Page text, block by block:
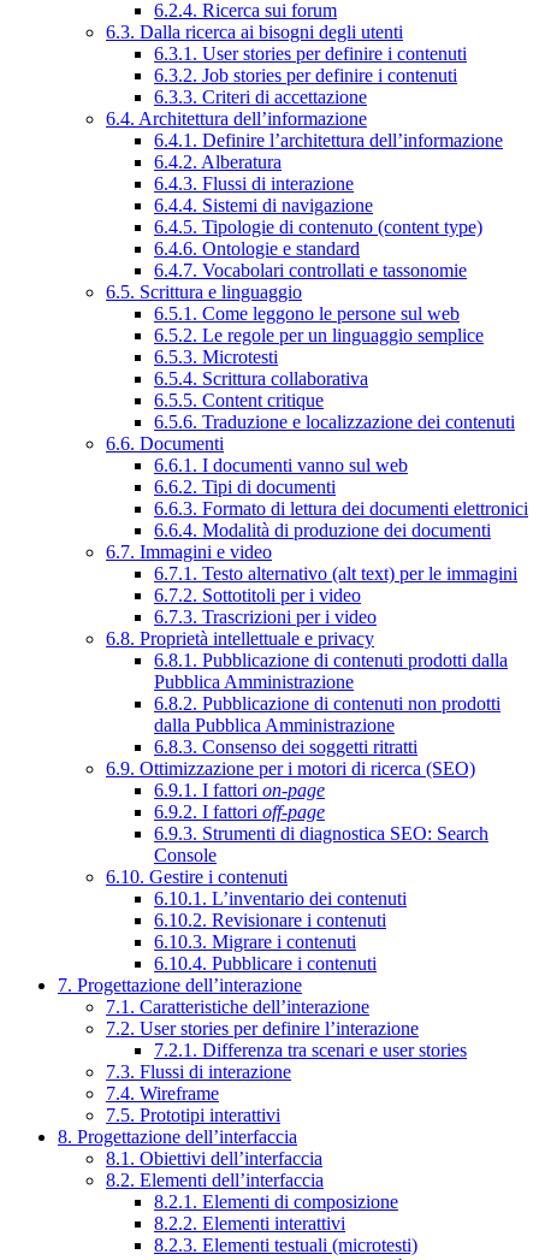
6.2.4. Ricerca sui forum
6.3. Dalla ricerca ai bisogni degli utenti
6.3.1. User stories per definire i contenuti
6.3.2. Job stories per definire i contenuti
6.3.3. Criteri di accettazione
6.4. Architettura dell’informazione
6.4.1. Definire l’architettura dell’informazione
6.4.2. Alberatura
6.4.3. Flussi di interazione
6.4.4. Sistemi di navigazione
6.4.5. Tipologie di contenuto (content type)
6.4.6. Ontologie e standard
6.4.7. Vocabolari controllati e tassonomie
6.5. Scrittura e linguaggio
6.5.1. Come leggono le persone sul web
6.5.2. Le regole per un linguaggio semplice
6.5.3. Microtesti
6.5.4. Scrittura collaborativa
6.5.5. Content critique
6.5.6. Traduzione e localizzazione dei contenuti
6.6. Documenti
6.6.1. I documenti vanno sul web
6.6.2. Tipi di documenti
6.6.3. Formato di lettura dei documenti elettronici
6.6.4. Modalità di produzione dei documenti
6.7. Immagini e video
6.7.1. Testo alternativo (alt text) per le immagini
6.7.2. Sottotitoli per i video
6.7.3. Trascrizioni per i video
6.8. Proprietà intellettuale e privacy
6.8.1. Pubblicazione di contenuti prodotti dalla
Pubblica Amministrazione
6.8.2. Pubblicazione di contenuti non prodotti
dalla Pubblica Amministrazione
6.8.3. Consenso dei soggetti ritratti
6.9. Ottimizzazione per i motori di ricerca (SEO)
6.9.1. I fattori on-page
6.9.2. I fattori off-page
6.9.3. Strumenti di diagnostica SEO: Search
Console
6.10. Gestire i contenuti
6.10.1. L’inventario dei contenuti
6.10.2. Revisionare i contenuti
6.10.3. Migrare i contenuti
6.10.4. Pubblicare i contenuti
7. Progettazione dell’interazione
7.1. Caratteristiche dell’interazione
7.2. User stories per definire l’interazione
7.2.1. Differenza tra scenari e user stories
7.3. Flussi di interazione
7.4. Wireframe
7.5. Prototipi interattivi
8. Progettazione dell’interfaccia
8.1. Obiettivi dell’interfaccia
8.2. Elementi dell’interfaccia
8.2.1. Elementi di composizione
8.2.2. Elementi interattivi
8.2.3. Elementi testuali (microtesti)